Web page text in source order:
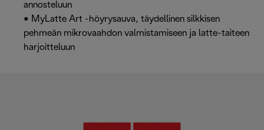
annosteluun
• MyLatte Art -höyrysauva, täydellinen silkkisen
pehmeän mikrovaahdon valmistamiseen ja latte-taiteen
harjoitteluun